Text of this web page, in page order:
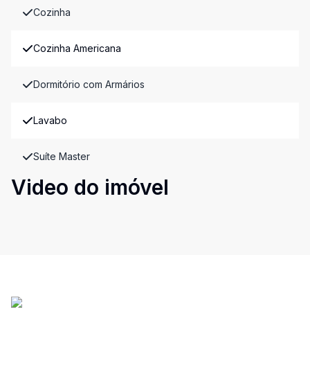
Cozinha
Cozinha Americana
Dormitório com Armários
Lavabo
Suíte Master
Video do imóvel